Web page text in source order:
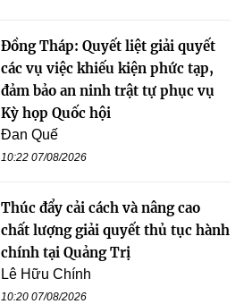
Đồng Tháp: Quyết liệt giải quyết
các vụ việc khiếu kiện phức tạp,
đảm bảo an ninh trật tự phục vụ
Kỳ họp Quốc hội
Đan Quế
10:22 07/08/2026
Thúc đẩy cải cách và nâng cao
chất lượng giải quyết thủ tục hành
chính tại Quảng Trị
Lê Hữu Chính
10:20 07/08/2026